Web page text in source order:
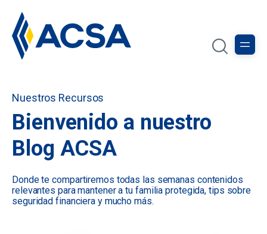
Nuestros Recursos
Bienvenido a nuestro
Blog ACSA
Donde te compartiremos todas las semanas contenidos
relevantes para mantener a tu familia protegida, tips sobre
seguridad financiera y mucho más.